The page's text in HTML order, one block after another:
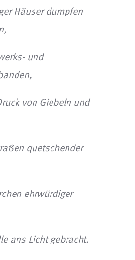
Häuser dumpfen
und
von Giebeln und
quetschender
ehrwürdiger
ans Licht gebracht.